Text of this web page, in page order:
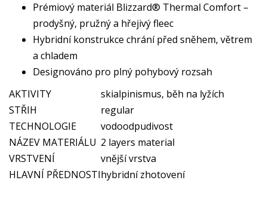
Prémiový materiál Blizzard® Thermal Comfort –
prodyšný, pružný a hřejivý fleec
Hybridní konstrukce chrání před sněhem, větrem
a chladem
Designováno pro plný pohybový rozsah
AKTIVITY
skialpinismus, běh na lyžích
STŘIH
regular
TECHNOLOGIE
vodoodpudivost
NÁZEV MATERIÁLU 2 layers material
VRSTVENÍ
vnější vrstva
HLAVNÍ PŘEDNOSTIhybridní zhotovení